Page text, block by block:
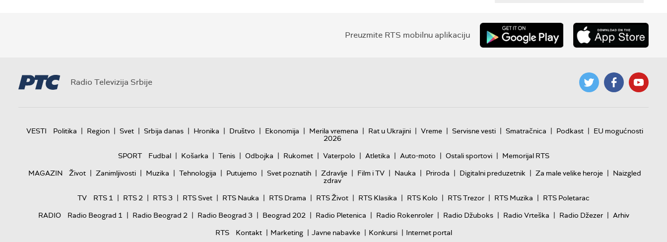
Preuzmite RTS mobilnu aplikaciju
Radio Televizija Srbije
VESTI Politika | Region | Svet | Srbija danas | Hronika | Društvo | Ekonomija | Merila vremena | Rat u Ukrajini | Vreme | Servisne vesti | Smatračnica | Podkast | EU mogućnosti
2026
SPORT
Fudbal | Košarka | Tenis | Odbojka | Rukomet | Vaterpolo | Atletika | Auto-moto | Ostali sportovi | Memorijal RTS
MAGAZIN
Život | Zanimljivosti | Muzika | Tehnologija | Putujemo | Svet poznatih | Zdravlje | Film i TV | Nauka | Priroda | Digitalni preduzetnik | Za male velike heroje | Naizgled
zdrav
TV
RTS 1 | RTS 2 | RTS 3 | RTS Svet | RTS Nauka | RTS Drama | RTS Život | RTS Klasika | RTS Kolo | RTS Trezor | RTS Muzika | RTS Poletarac
RADIO
Radio Beograd 1 | Radio Beograd 2 | Radio Beograd 3 | Beograd 202 | Radio Pletenica | Radio Rokenroler | Radio Džuboks | Radio Vrteška | Radio Džezer | Arhiv
RTS
Kontakt | Marketing | Javne nabavke | Konkursi | Internet portal